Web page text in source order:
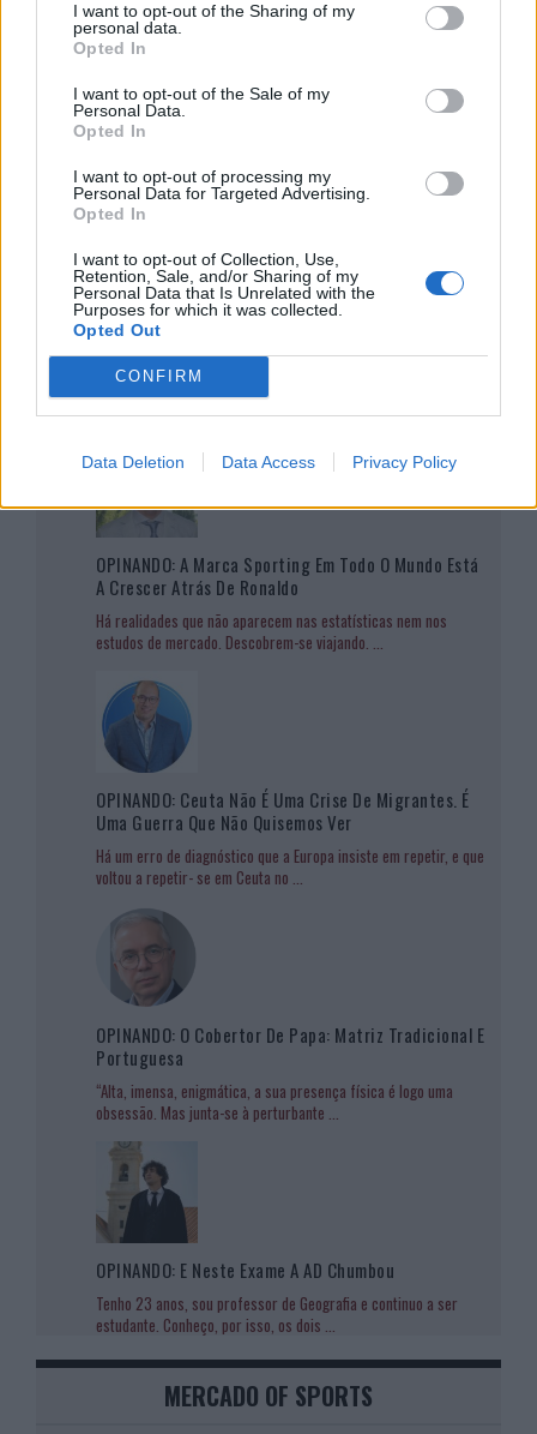
I want to opt-out of the Sharing of my
personal data.
Opted In
I want to opt-out of the Sale of my
Personal Data.
Opted In
I want to opt-out of processing my
Personal Data for Targeted Advertising.
Opted In
I want to opt-out of Collection, Use,
Retention, Sale, and/or Sharing of my
Personal Data that Is Unrelated with the
Purposes for which it was collected.
Opted Out
CONFIRM
Data Deletion Data Access Privacy Policy
O NERGA – Associação Empresarial da Região da Guarda vai
associar-se às comemorações do Dia
FORNOS DE ALGODRES: Ribeira Da Muxagata Alvo De
Sustentabilidade
A Freguesia de Muxagata, no concelho de Fornos de Algodres,
promoveu recentemente uma ação de corte
OPINANDO: A Marca Sporting Em Todo O Mundo Está
A Crescer Atrás De Ronaldo
Há realidades que não aparecem nas estatísticas nem nos
estudos de mercado. Descobrem-se viajando. ...
OPINANDO: Ceuta Não É Uma Crise De Migrantes. É
Uma Guerra Que Não Quisemos Ver
Há um erro de diagnóstico que a Europa insiste em repetir, e que
voltou a repetir- se em Ceuta no ...
OPINANDO: O Cobertor De Papa: Matriz Tradicional E
Portuguesa
“Alta, imensa, enigmática, a sua presença física é logo uma
obsessão. Mas junta-se à perturbante ...
OPINANDO: E Neste Exame A AD Chumbou
Tenho 23 anos, sou professor de Geografia e continuo a ser
estudante. Conheço, por isso, os dois ...
MERCADO OF SPORTS